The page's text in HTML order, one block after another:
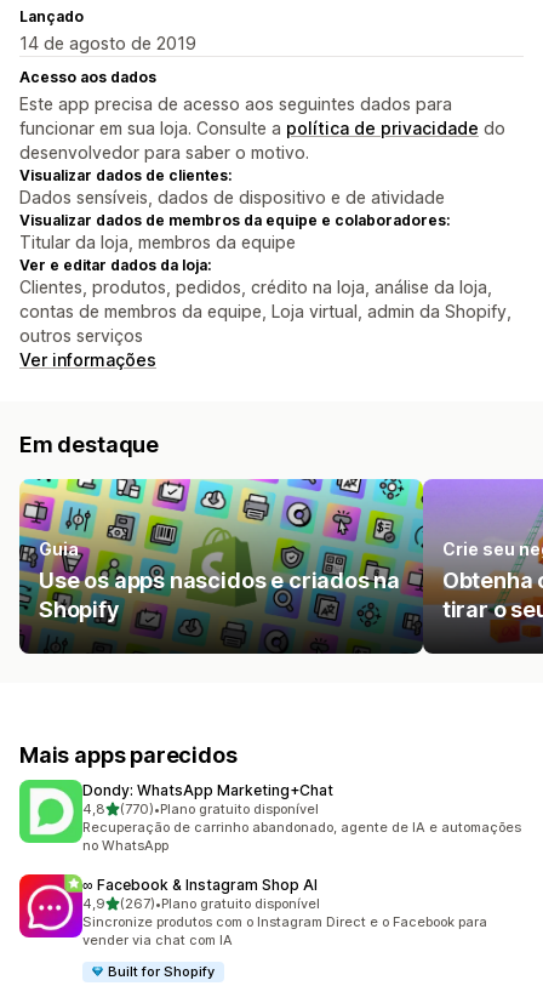
Lançado
14 de agosto de 2019
Acesso aos dados
Este app precisa de acesso aos seguintes dados para
funcionar em sua loja. Consulte a política de privacidade do
desenvolvedor para saber o motivo.
Visualizar dados de clientes:
Dados sensíveis, dados de dispositivo e de atividade
Visualizar dados de membros da equipe e colaboradores:
Titular da loja, membros da equipe
Ver e editar dados da loja:
Clientes, produtos, pedidos, crédito na loja, análise da loja,
contas de membros da equipe, Loja virtual, admin da Shopify,
outros serviços
Ver informações
Em destaque
Guia
Use os apps nascidos e criados na
Shopify
Crie seu
Obtenha
tirar o
Mais apps parecidos
Dondy: WhatsApp Marketing+Chat
4,8de 5 estrelas
(770)
770 avaliações ao todo
•Plano gratuito disponível
Recuperação de carrinho abandonado, agente de IA e automações
no WhatsApp
∞ Facebook & Instagram Shop AI
4,9de 5 estrelas
(267)
267 avaliações ao todo
•Plano gratuito disponível
Sincronize produtos com o Instagram Direct e o Facebook para
vender via chat com IA
Built for Shopify